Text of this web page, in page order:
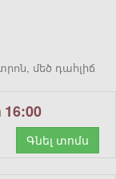
մեծ դահլիճ
Գնել տոմս